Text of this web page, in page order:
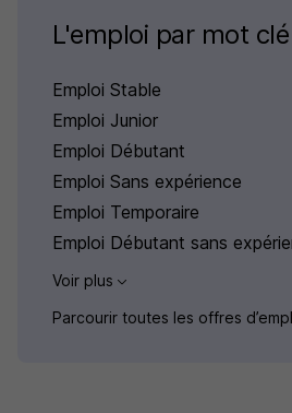
L'emploi par mot
Emploi Stable
Emploi Junior
Emploi Débutant
Emploi Sans expérience
Emploi Temporaire
Emploi Débutant sans
Voir plus
Parcourir toutes les offres